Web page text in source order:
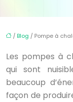
/ Blog / Pompe à
Les pompes à
qui sont
beaucoup
façon de